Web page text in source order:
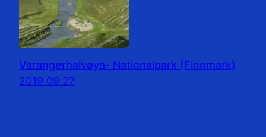
Varangerhalvøya- Nationalpark (Finnmark)
2019.09.27